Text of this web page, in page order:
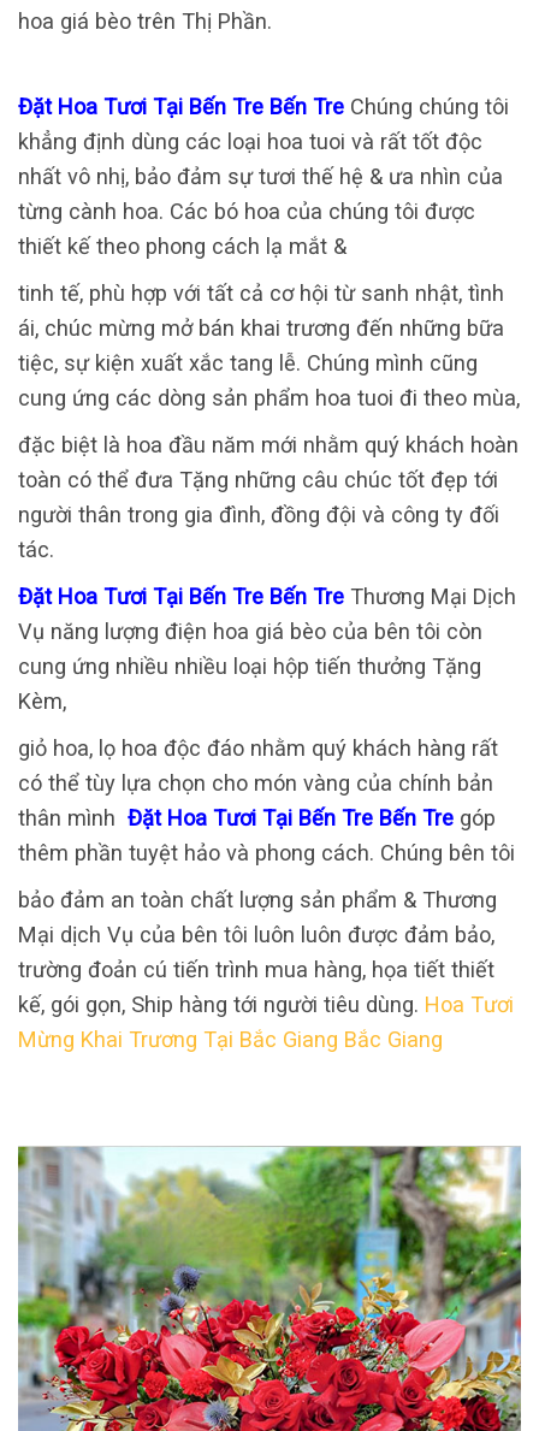
hoa giá bèo trên Thị Phần.
Đặt Hoa Tươi Tại Bến Tre Bến Tre Chúng chúng tôi
khẳng định dùng các loại hoa tuoi và rất tốt độc
nhất vô nhị, bảo đảm sự tươi thế hệ & ưa nhìn của
từng cành hoa. Các bó hoa của chúng tôi được
thiết kế theo phong cách lạ mắt &
tinh tế, phù hợp với tất cả cơ hội từ sanh nhật, tình
ái, chúc mừng mở bán khai trương đến những bữa
tiệc, sự kiện xuất xắc tang lễ. Chúng mình cũng
cung ứng các dòng sản phẩm hoa tuoi đi theo mùa,
đặc biệt là hoa đầu năm mới nhằm quý khách hoàn
toàn có thể đưa Tặng những câu chúc tốt đẹp tới
người thân trong gia đình, đồng đội và công ty đối
tác.
Đặt Hoa Tươi Tại Bến Tre Bến Tre Thương Mại Dịch
Vụ năng lượng điện hoa giá bèo của bên tôi còn
cung ứng nhiều nhiều loại hộp tiến thưởng Tặng
Kèm,
giỏ hoa, lọ hoa độc đáo nhằm quý khách hàng rất
có thể tùy lựa chọn cho món vàng của chính bản
thân mình Đặt Hoa Tươi Tại Bến Tre Bến Tre góp
thêm phần tuyệt hảo và phong cách. Chúng bên tôi
bảo đảm an toàn chất lượng sản phẩm & Thương
Mại dịch Vụ của bên tôi luôn luôn được đảm bảo,
trường đoản cú tiến trình mua hàng, họa tiết thiết
kế, gói gọn, Ship hàng tới người tiêu dùng. Hoa Tươi
Mừng Khai Trương Tại Bắc Giang Bắc Giang